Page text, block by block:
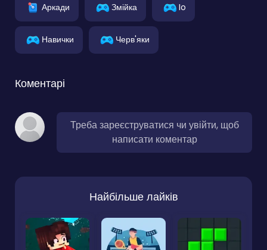
Аркади Змійка Io
Навички Черв'яки
Коментарі
Треба зареєструватися чи увійти, щоб
написати коментар
Найбільше лайків